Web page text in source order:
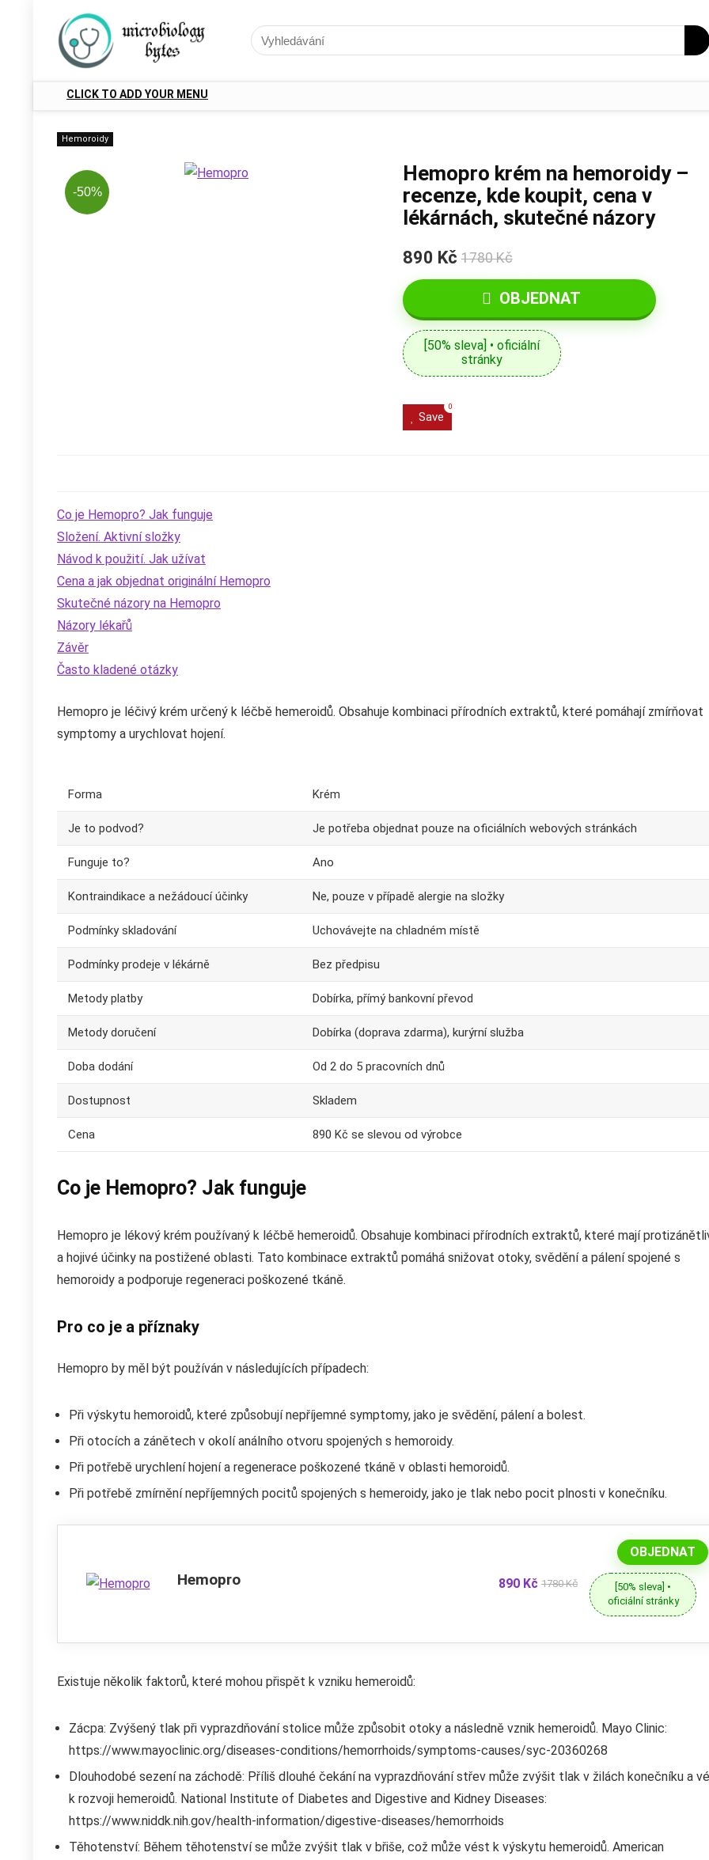
CLICK TO ADD YOUR MENU
Hemoroidy
-50%
Hemopro krém na hemoroidy –
recenze, kde koupit, cena v
lékárnách, skutečné názory
890 Kč 1780 Kč
OBJEDNAT
[50% sleva] • oficiální
stránky
Save
0
Co je Hemopro? Jak funguje
Složení. Aktivní složky
Návod k použití. Jak užívat
Cena a jak objednat originální Hemopro
Skutečné názory na Hemopro
Názory lékařů
Závěr
Často kladené otázky
Hemopro je léčivý krém určený k léčbě hemeroidů. Obsahuje kombinaci přírodních extraktů, které pomáhají zmírňovat
symptomy a urychlovat hojení.
Forma Krém
Je to podvod? Je potřeba objednat pouze na oficiálních webových stránkách
Funguje to? Ano
Kontraindikace a nežádoucí účinky Ne, pouze v případě alergie na složky
Podmínky skladování Uchovávejte na chladném místě
Podmínky prodeje v lékárně Bez předpisu
Metody platby Dobírka, přímý bankovní převod
Metody doručení Dobírka (doprava zdarma), kurýrní služba
Doba dodání Od 2 do 5 pracovních dnů
Dostupnost Skladem
Cena 890 Kč se slevou od výrobce
Co je Hemopro? Jak funguje
Hemopro je lékový krém používaný k léčbě hemeroidů. Obsahuje kombinaci přírodních extraktů, které mají
a hojivé účinky na postižené oblasti. Tato kombinace extraktů pomáhá snižovat otoky, svědění a pálení spojené s
hemoroidy a podporuje regeneraci poškozené tkáně.
Pro co je a příznaky
Hemopro by měl být používán v následujících případech:
Při výskytu hemoroidů, které způsobují nepříjemné symptomy, jako je svědění, pálení a bolest.
Při otocích a zánětech v okolí análního otvoru spojených s hemoroidy.
Při potřebě urychlení hojení a regenerace poškozené tkáně v oblasti hemoroidů.
Při potřebě zmírnění nepříjemných pocitů spojených s hemeroidy, jako je tlak nebo pocit plnosti v konečníku.
Hemopro 890 Kč 1780 Kč
OBJEDNAT
[50% sleva] •
oficiální stránky
Existuje několik faktorů, které mohou přispět k vzniku hemeroidů:
Zácpa: Zvýšený tlak při vyprazdňování stolice může způsobit otoky a následně vznik hemeroidů. Mayo Clinic:
https://www.mayoclinic.org/diseases-conditions/hemorrhoids/symptoms-causes/syc-20360268
Dlouhodobé sezení na záchodě: Příliš dlouhé čekání na vyprazdňování střev může zvýšit tlak v žilách konečníku a
k rozvoji hemeroidů. National Institute of Diabetes and Digestive and Kidney Diseases:
https://www.niddk.nih.gov/health-information/digestive-diseases/hemorrhoids
Těhotenství: Během těhotenství se může zvýšit tlak v břiše, což může vést k výskytu hemeroidů. American